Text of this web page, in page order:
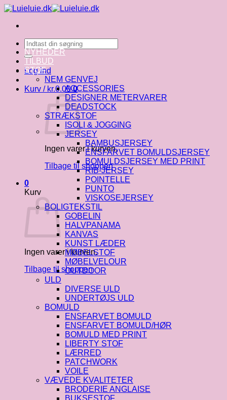
Fortsæt
indhold
Søg
efter:
Log ind
Kurv / kr.0.00 0
Ingen varer i kurven.
Tilbage til shoppen
0
Kurv
Ingen varer i kurven.
Tilbage til shoppen
NYHEDER
TILBUD
STOF
NEM GENVEJ
ACCESSORIES
DESIGNER METERVARER
DEADSTOCK
STRÆKSTOF
ISOLI & JOGGING
JERSEY
BAMBUSJERSEY
ENSFARVET BOMULDSJERSEY
BOMULDSJERSEY MED PRINT
RIB-JERSEY
POINTELLE
PUNTO
VISKOSEJERSEY
BOLIGTEKSTIL
GOBELIN
HALVPANAMA
KANVAS
KUNST LÆDER
MØBELSTOF
MØBELVELOUR
OUTDOOR
ULD
DIVERSE ULD
UNDERTØJS ULD
BOMULD
ENSFARVET BOMULD
ENSFARVET BOMULD/HØR
BOMULD MED PRINT
LIBERTY STOF
LÆRRED
PATCHWORK
VOILE
VÆVEDE KVALITETER
BRODERIE ANGLAISE
BUKSESTOF